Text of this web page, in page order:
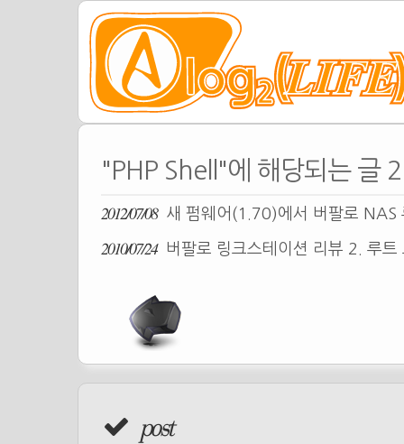
"PHP Shell"에 해당되는 글
2012/07/08 새 펌웨어(1.70)에서 버팔로 NAS
2010/07/24 버팔로 링크스테이션 리뷰 2. 루
post